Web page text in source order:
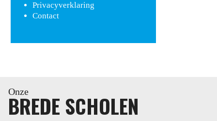
Privacyverklaring
Contact
Onze
BREDE SCHOLEN